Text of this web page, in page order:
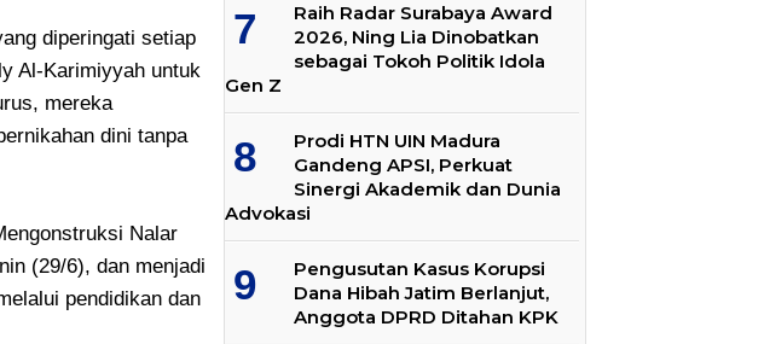
diperingati setiap
Al-Karimiyyah untuk
mereka
dini tanpa
Nalar
(29/6), dan menjadi
pendidikan dan
Raih Radar Surabaya Award
2026, Ning Lia Dinobatkan
sebagai Tokoh Politik Idola
Gen Z
Prodi HTN UIN Madura
Gandeng APSI, Perkuat
Sinergi Akademik dan Dunia
Advokasi
Pengusutan Kasus Korupsi
Dana Hibah Jatim Berlanjut,
Anggota DPRD Ditahan KPK